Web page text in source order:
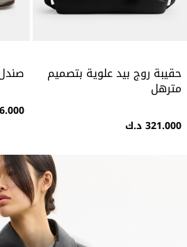
حقيبة روج بيد علوية بتصميم
مترهل
321.000 د.ك
76.000